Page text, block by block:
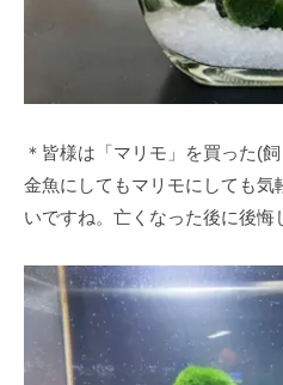
＊皆様は「マリモ」を買った(
金魚にしてもマリモにしても気
いですね。亡くなった後に後悔